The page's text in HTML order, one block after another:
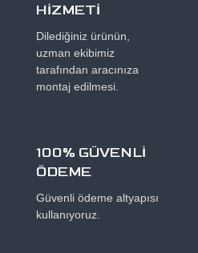
HİZMETİ
Dilediğiniz ürünün,
uzman ekibimiz
tarafından aracınıza
montaj edilmesi.
100% GÜVENLİ
ÖDEME
Güvenli ödeme altyapısı
kullanıyoruz.